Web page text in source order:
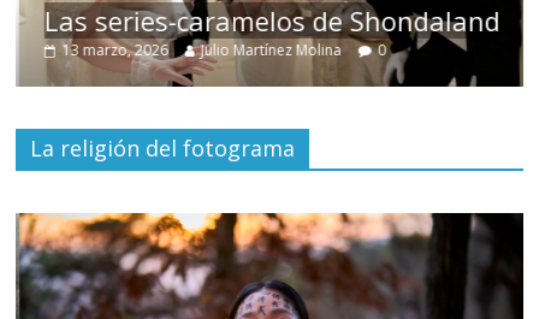
Las series-caramelos de Shondaland
13 marzo, 2026 Julio Martínez Molina 0
La religión del fotograma